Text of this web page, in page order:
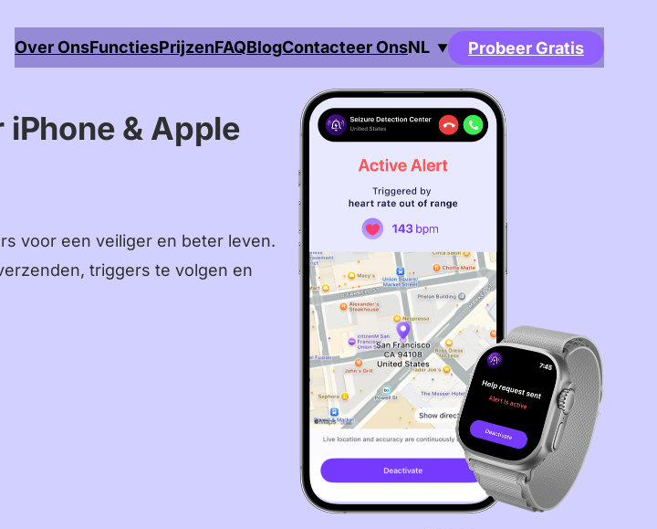
Over OnsFunctiesPrijzenFAQBlogContacteer OnsNL ▼
Português
Italiano
Nederlands
Norsk Bokmål
Probeer Gratis
& Apple
voor een veiliger en beter leven.
triggers te volgen en